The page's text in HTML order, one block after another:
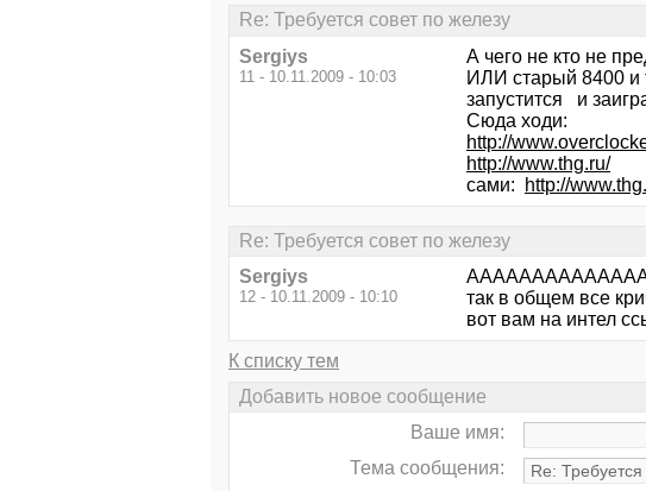
Re: Требуется совет по железу
Sergiys
11 - 10.11.2009 - 10:03
А чего не кто не
ИЛИ старый 8400 и
запустится и
Сюда ходи:
http://
http://www.thg.ru/А
сами:
http://
Re: Требуется совет по железу
Sergiys
12 - 10.11.2009 - 10:10
так в общем все
вот вам на интел
К списку тем
Добавить новое сообщение
Ваше имя:
Тема сообщения: